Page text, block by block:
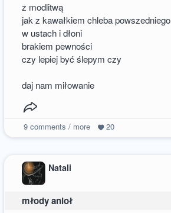
z modlitwą
jak z kawałkiem chleba powszedniego
w ustach i dłoni
brakiem pewności
czy lepiej być ślepym czy
daj nam miłowanie
9comments / more 20
Natali
młody anioł